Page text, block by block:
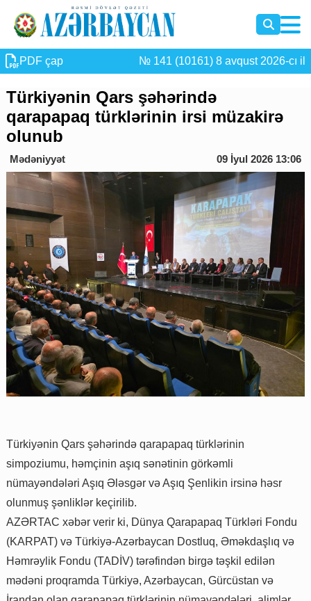
PDF çap № 141 (10161) 8 avqust 2026-cı il
Türkiyənin Qars şəhərində
qarapapaq türklərinin irsi müzakirə
olunub
Mədəniyyət 09 İyul 2026 13:06
Türkiyənin Qars şəhərində qarapapaq türklərinin
simpoziumu, həmçinin aşıq sənətinin görkəmli
nümayəndələri Aşıq Ələsgər və Aşıq Şenlikin irsinə həsr
olunmuş şənliklər keçirilib.
AZƏRTAC xəbər verir ki, Dünya Qarapapaq Türkləri Fondu
(KARPAT) və Türkiyə-Azərbaycan Dostluq, Əməkdaşlıq və
Həmrəylik Fondu (TADİV) tərəfindən birgə təşkil edilən
mədəni proqramda Türkiyə, Azərbaycan, Gürcüstan və